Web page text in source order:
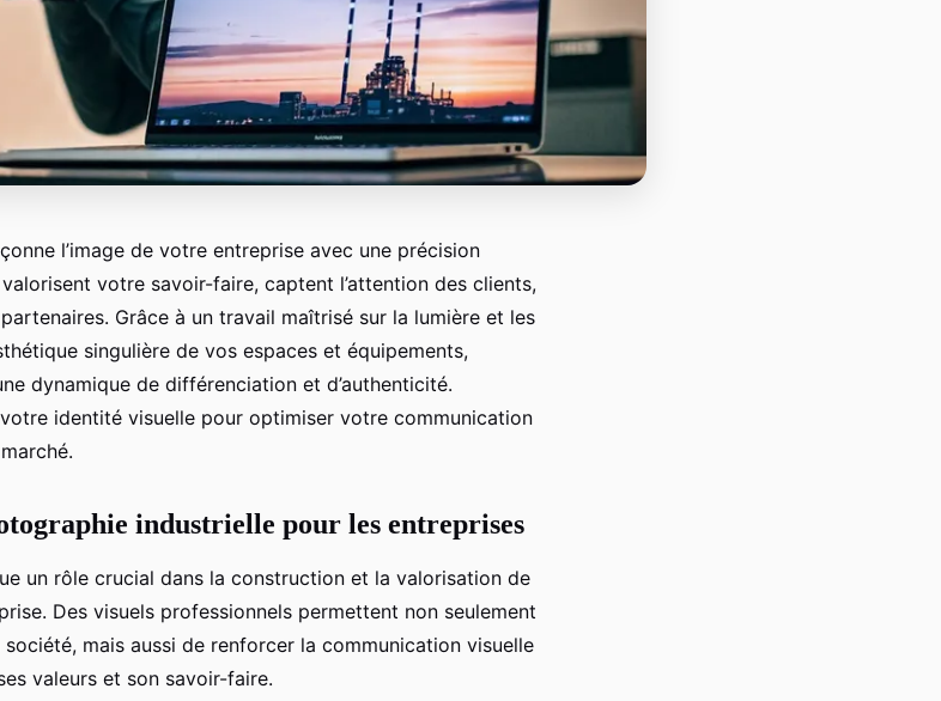
l’image de votre entreprise avec une précision
votre savoir-faire, captent l’attention des clients,
Grâce à un travail maîtrisé sur la lumière et les
singulière de vos espaces et équipements,
dynamique de différenciation et d’authenticité.
identité visuelle pour optimiser votre communication
industrielle pour les entreprises
un rôle crucial dans la construction et la valorisation de
Des visuels professionnels permettent non seulement
mais aussi de renforcer la communication visuelle
valeurs et son savoir-faire.